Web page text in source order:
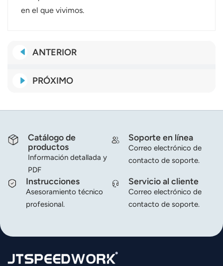
en el que vivimos.
ANTERIOR
PRÓXIMO
Catálogo de
productos
Información detallada y
PDF
Soporte en línea
Correo electrónico de
contacto de soporte.
Instrucciones
Asesoramiento técnico
profesional.
Servicio al cliente
Correo electrónico de
contacto de soporte.